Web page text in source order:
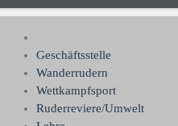
Geschäftsstelle
Wanderrudern
Wettkampfsport
Ruderreviere/Umwelt